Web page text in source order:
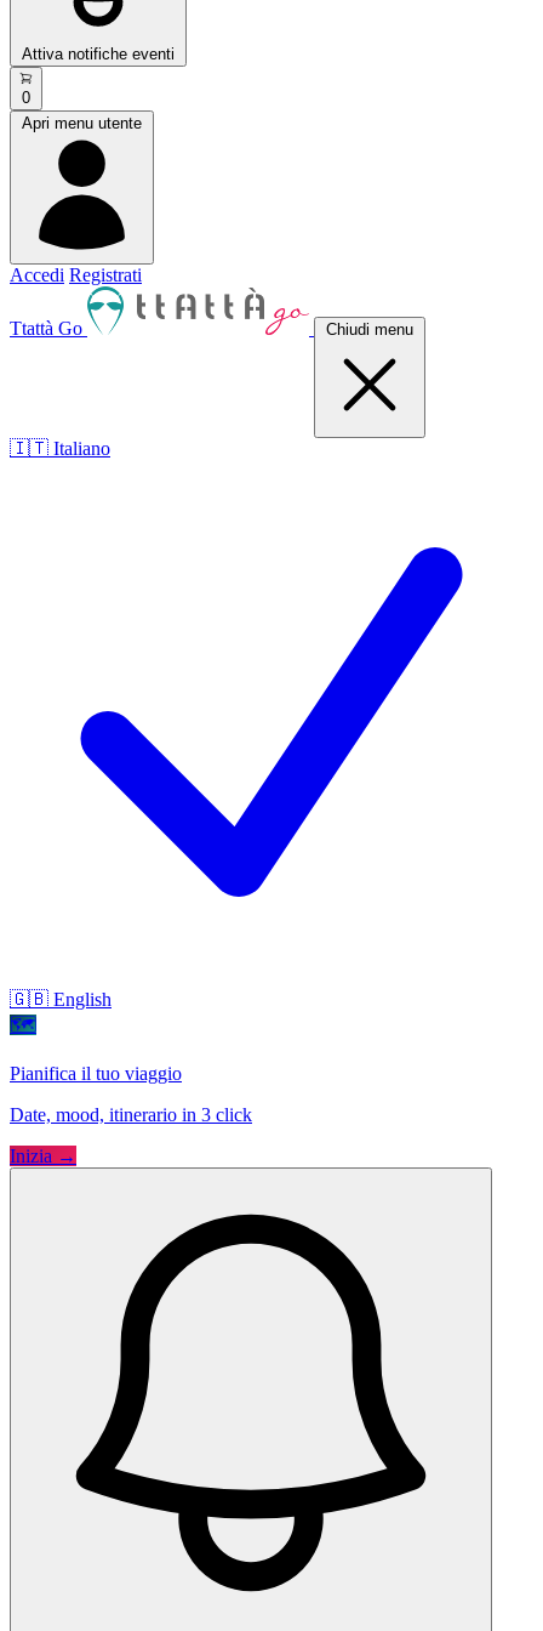
Attiva notifiche eventi
0
Apri menu utente
Accedi Registrati
Ttattà Go Chiudi menu
🇮🇹 Italiano
🇬🇧 English
🗺
Pianifica il tuo viaggio
Date, mood, itinerario in 3 click
Inizia →